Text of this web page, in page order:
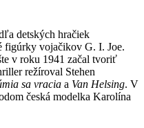
detských hračiek
figúrky vojačikov G. I. Joe.
v roku 1941 začal tvoriť
režíroval Stehen
sa vracia a Van Helsing. V
česká modelka Karolína